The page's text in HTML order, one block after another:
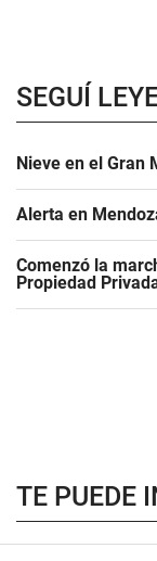
SEGUÍ
Nieve en el Gran
Alerta en
Comenzó la
Propiedad
TE PUEDE